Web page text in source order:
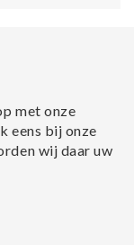
met onze
eens bij onze
wij daar uw